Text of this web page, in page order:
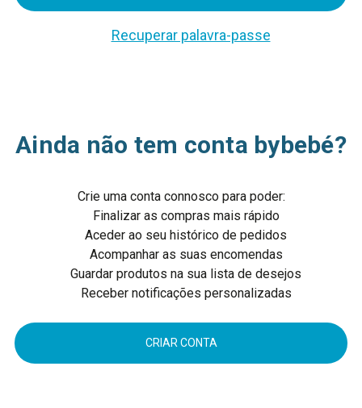
Recuperar palavra-passe
Ainda não tem conta bybebé?
Crie uma conta connosco para poder:
Finalizar as compras mais rápido
Aceder ao seu histórico de pedidos
Acompanhar as suas encomendas
Guardar produtos na sua lista de desejos
Receber notificações personalizadas
CRIAR CONTA